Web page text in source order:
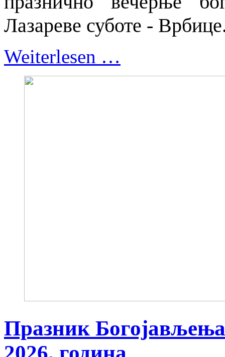
Лазареве суботе -
Weiterlesen …
Празник